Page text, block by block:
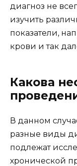
диагноз не
изучить
показатели,
крови и так
Какова
В данном
разные виды
подлежат
хронической